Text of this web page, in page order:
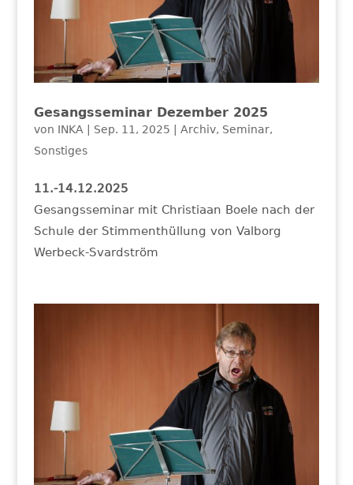
Gesangsseminar Dezember 2025
von INKA Sep. 11, 2025 Archiv, Seminar,
Sonstiges
11.-14.12.2025
Gesangsseminar mit Christiaan Boele nach der
Schule der Stimmenthüllung von Valborg
Werbeck-Svardström